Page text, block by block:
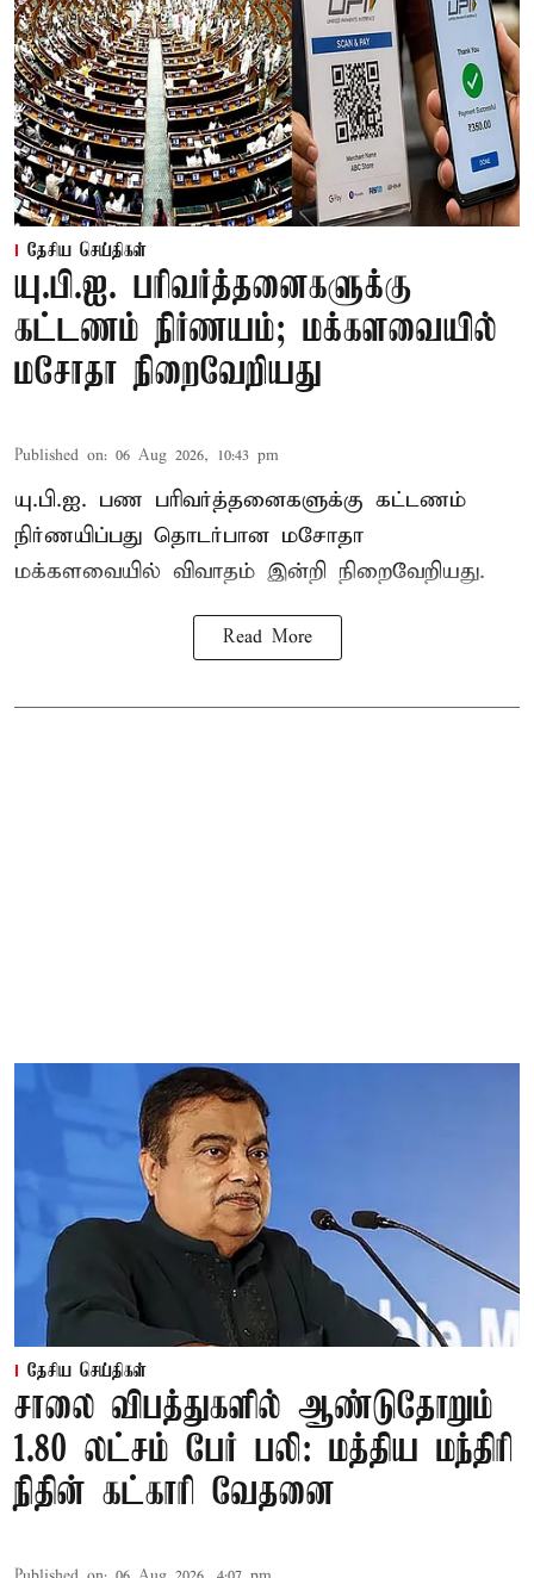
தேசிய செய்திகள்
யு.பி.ஐ. பரிவர்த்தனைகளுக்கு
கட்டணம் நிர்ணயம்; மக்களவையில்
மசோதா நிறைவேறியது
Published on: 06 Aug 2026, 10:43 pm
யு.பி.ஐ. பண பரிவர்த்தனைகளுக்கு கட்டணம்
நிர்ணயிப்பது தொடர்பான மசோதா
மக்களவையில் விவாதம் இன்றி நிறைவேறியது.
Read More
தேசிய செய்திகள்
சாலை விபத்துகளில் ஆண்டுதோறும்
1.80 லட்சம் பேர் பலி: மத்திய மந்திரி
நிதின் கட்காரி வேதனை